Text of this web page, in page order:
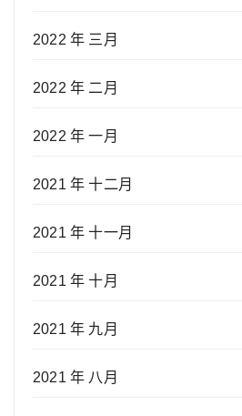
2022 年 三月
2022 年 二月
2022 年 一月
2021 年 十二月
2021 年 十一月
2021 年 十月
2021 年 九月
2021 年 八月